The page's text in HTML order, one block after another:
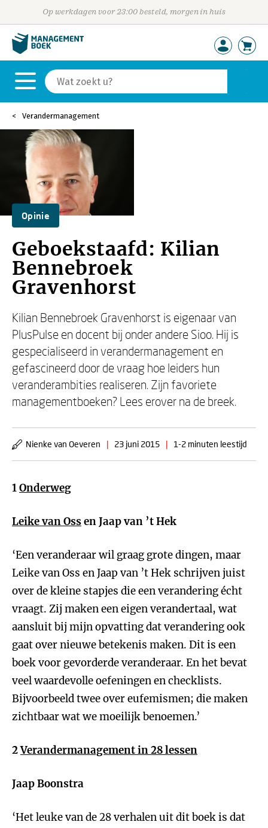
Op werkdagen voor 23:00 besteld, morgen in huis
Verandermanagement
Opinie
Geboekstaafd: Kilian
Bennebroek
Gravenhorst
Kilian Bennebroek Gravenhorst is eigenaar van
PlusPulse en docent bij onder andere Sioo. Hij is
gespecialiseerd in verandermanagement en
gefascineerd door de vraag hoe leiders hun
veranderambities realiseren. Zijn favoriete
managementboeken? Lees erover na de breek.
Nienke van Oeveren | 23 juni 2015 | 1-2 minuten leestijd
1Onderweg
Leike van Ossen Jaap van ’t Hek
‘Een veranderaar wil graag grote dingen, maar
Leike van Oss en Jaap van ’t Hek schrijven juist
over de kleine stapjes die een verandering écht
vraagt. Zij maken een eigen verandertaal, wat
aansluit bij mijn opvatting dat verandering ook
gaat over nieuwe betekenis maken. Dit is een
boek voor gevorderde veranderaar. En het bevat
veel waardevolle oefeningen en checklists.
Bijvoorbeeld twee over eufemismen; die maken
zichtbaar wat we moeilijk benoemen.’
2Verandermanagement in 28 lessen
Jaap Boonstra
‘Het leuke van de 28 verhalen uit dit boek is dat